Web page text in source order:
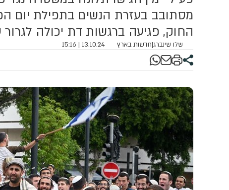
מסתובב בעזרת הנשים בתפילת יום
החוק, פגיעה ברגשות דת יכולה לגרור עונש
שלו שינברג|חדשות בארץ 13.10.24 | 15:16